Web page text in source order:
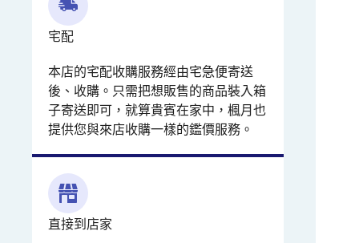
宅配
本店的宅配收購服務經由宅急便寄送
後、收購。只需把想販售的商品裝入箱
子寄送即可，就算貴賓在家中，楓月也
提供您與來店收購一樣的鑑價服務。
直接到店家